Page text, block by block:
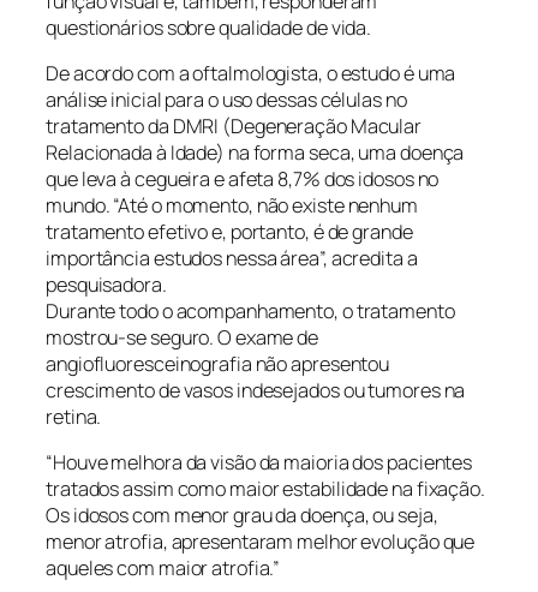
questionários sobre qualidade de vida.
De acordo com a oftalmologista, o estudo é uma
análise inicial para o uso dessas células no
tratamento da DMRI (Degeneração Macular
Relacionada à Idade) na forma seca, uma doença
que leva à cegueira e afeta 8,7% dos idosos no
mundo. “Até o momento, não existe nenhum
tratamento efetivo e, portanto, é de grande
importância estudos nessa área”, acredita a
pesquisadora.
Durante todo o acompanhamento, o tratamento
mostrou-se seguro. O exame de
angiofluoresceinografia não apresentou
crescimento de vasos indesejados ou tumores na
retina.
“Houve melhora da visão da maioria dos pacientes
tratados assim como maior estabilidade na fixação.
Os idosos com menor grau da doença, ou seja,
menor atrofia, apresentaram melhor evolução que
aqueles com maior atrofia.”